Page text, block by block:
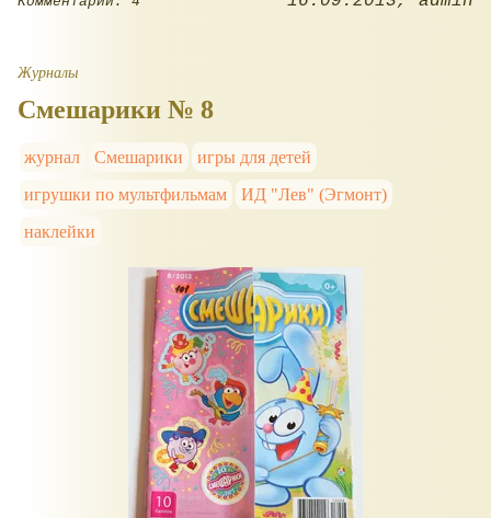
Журналы
Смешарики № 8
журнал Смешарики
игры для детей
игрушки по мультфильмам
ИД "Лев" (Эгмонт)
наклейки